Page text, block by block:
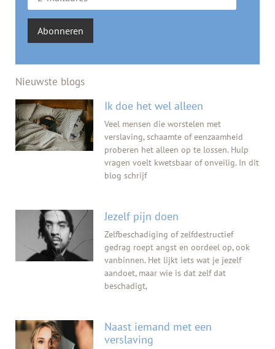
Abonneren
Nieuwste blogs
Ik doe het wel alleen
Veel mensen die worstelen met
verslaving, schaamte of eenzaamheid
proberen het alleen op te lossen. Hulp
vragen voelt kwetsbaar of onveilig. In dit
blog schrijf
Jezelf pijn doen
Zelfbeschadiging of zelfdestructief
gedrag roept angst en oordeel op, ook
vanbinnen. Het lijkt iets wat je jezelf
aandoet, maar wie is dat zelf dat
beschadigt,
Naast iemand met een
verslaving